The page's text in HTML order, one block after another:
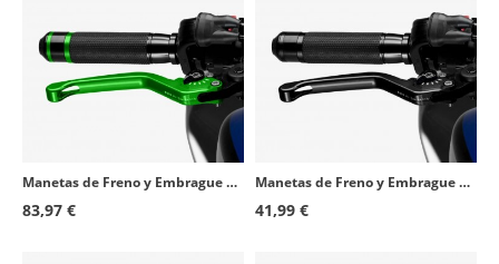
Manetas de Freno y Embrague Puig Fijas 3.0 Verdes
83,97 €
Manetas de Freno y Embrague Puig Fijas 3.0 Negras
41,99 €